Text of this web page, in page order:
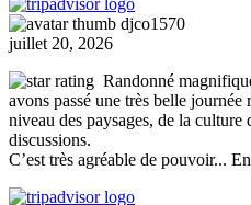
djco1570
juillet 20, 2026
Randonné
avons passé une très belle journée
niveau des paysages, de la
discussions.
C’est très agréable de pouvoir...